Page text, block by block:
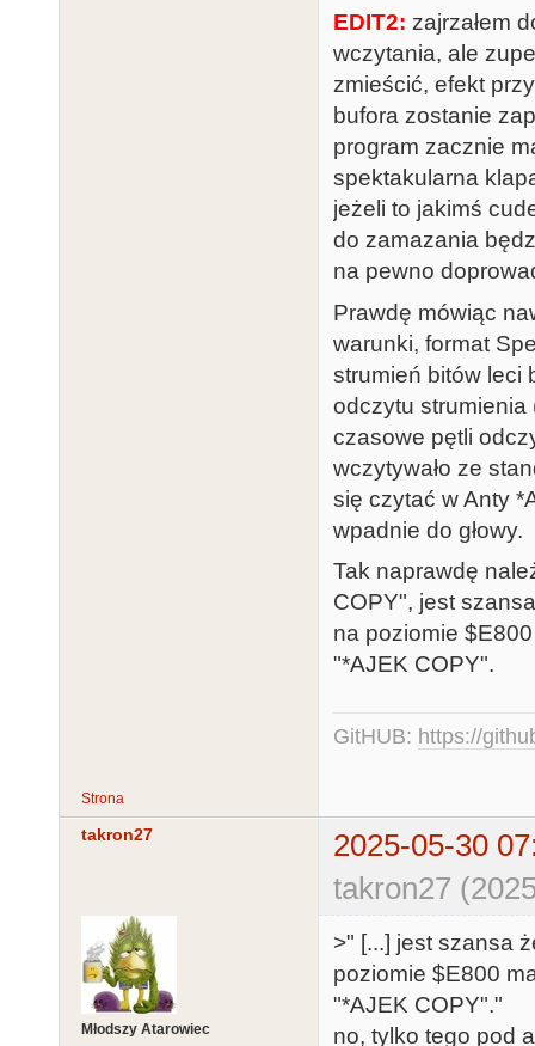
EDIT2: zajrzałem
wczytania, ale
zmieścić, efekt
bufora zostanie
program zacznie
spektakularna
jeżeli to jakimś
do zamazania
na pewno
Prawdę mówiąc
warunki, format
strumień bitów leci
odczytu
czasowe pętli
wczytywało ze
się czytać w Anty
wpadnie do głowy.
Tak naprawdę
COPY", jest
na poziomie
"*AJEK COPY".
GitHUB: https://
Strona
takron27
2025-05-30
takron27
Młodszy Atarowiec
>" [...] jest szansa
poziomie $E800
"*AJEK COPY"."
no, tylko tego pod